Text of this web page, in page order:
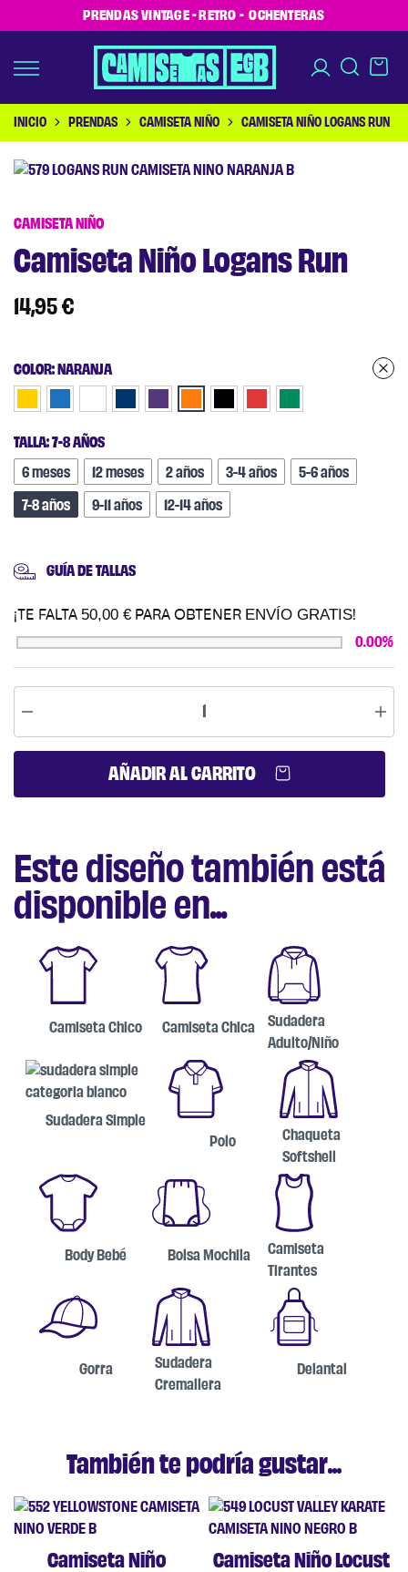
PRENDAS VINTAGE - RETRO - OCHENTERAS
INICIO PRENDAS CAMISETA NIÑO CAMISETA NIÑO LOGANS RUN
CAMISETA NIÑO
Camiseta Niño Logans Run
14,95 €
COLOR: NARANJA
TALLA: 7-8 AÑOS
6 meses 12 meses 2 años 3-4 años 5-6 años
7-8 años 9-11 años 12-14 años
GUÍA DE TALLAS
¡TE FALTA 50,00 € PARA OBTENER ENVÍO GRATIS!
0.00%
AÑADIR AL CARRITO
Este diseño también está
disponible en...
Camiseta Chico Camiseta Chica
Sudadera
Adulto/Niño
Sudadera Simple
Polo
Chaqueta
Softshell
Body Bebé Bolsa Mochila
Camiseta
Tirantes
Gorra
Sudadera
Cremallera
Delantal
También te podría gustar...
Camiseta Niño
Camiseta Niño Locust